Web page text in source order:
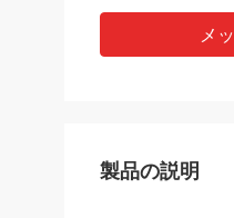
メ
製品の説明